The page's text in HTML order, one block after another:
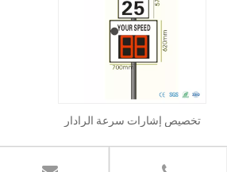
تخصيص إشارات سرعة الرادار